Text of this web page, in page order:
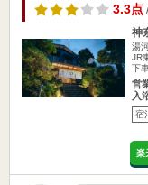
3.3点
神
湯
JR
下
営
入
宿
楽